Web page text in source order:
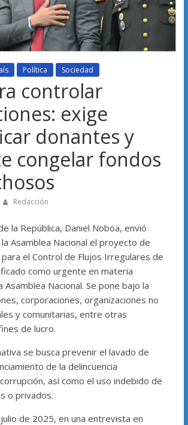
Política Sociedad
controlar
exige
donantes y
congelar fondos
Redacción
la República, Daniel Noboa, envió
Asamblea Nacional el proyecto de
para el Control de Flujos Irregulares de
como urgente en materia
Asamblea Nacional. Se pone bajo la
corporaciones, organizaciones no
y comunitarias, entre otras
de lucro.
se busca prevenir el lavado de
de la delincuencia
así como el uso indebido de
o privados.
de 2025, en una entrevista en